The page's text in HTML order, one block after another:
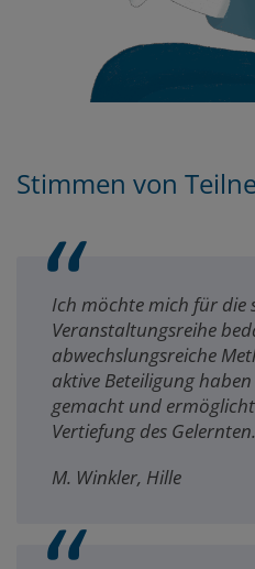
Stimmen von
Ich möchte mich für die
Veranstaltungsreihe
abwechslungsreiche
aktive Beteiligung
gemacht und
Vertiefung des Gelernten.
M. Winkler, Hille